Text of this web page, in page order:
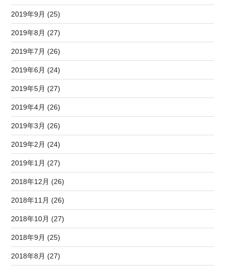
2019年9月 (25)
2019年8月 (27)
2019年7月 (26)
2019年6月 (24)
2019年5月 (27)
2019年4月 (26)
2019年3月 (26)
2019年2月 (24)
2019年1月 (27)
2018年12月 (26)
2018年11月 (26)
2018年10月 (27)
2018年9月 (25)
2018年8月 (27)